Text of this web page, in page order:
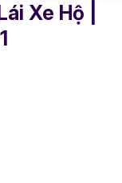
Xe Hộ |